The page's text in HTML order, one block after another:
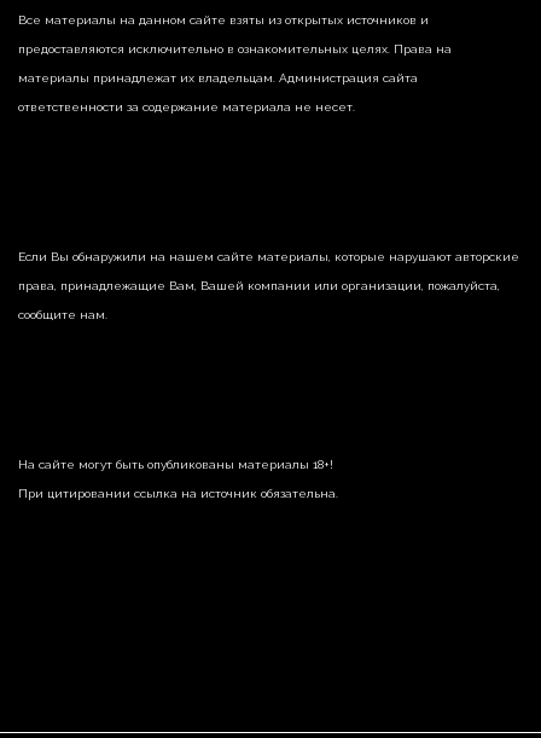
Все материалы на данном сайте взяты из открытых источников и
предоставляются исключительно в ознакомительных целях. Права на
материалы принадлежат их владельцам. Администрация сайта
ответственности за содержание материала не несет.
Если Вы обнаружили на нашем сайте материалы, которые нарушают авторские
права, принадлежащие Вам, Вашей компании или организации, пожалуйста,
сообщите нам.
На сайте могут быть опубликованы материалы 18+!
При цитировании ссылка на источник обязательна.